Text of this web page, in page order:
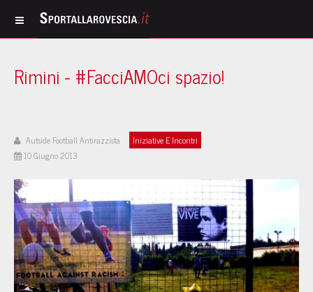
Rimini - #FacciAMOci spazio!
Autside Football Antirazzista
Iniziative E Incontri
10 Giugno 2013